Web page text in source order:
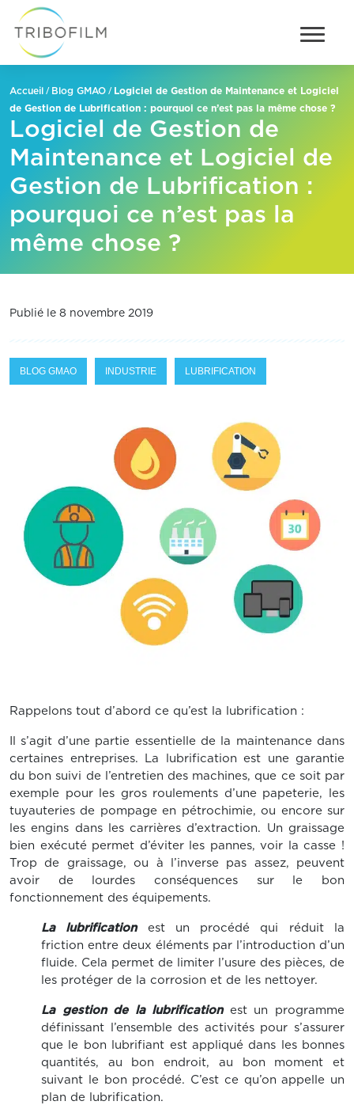
Accueil / Blog GMAO / Logiciel de Gestion de Maintenance et Logiciel
de Gestion de Lubrification : pourquoi ce n’est pas la même chose ?
Logiciel de Gestion de
Maintenance et Logiciel de
Gestion de Lubrification :
pourquoi ce n’est pas la
même chose ?
Publié le 8 novembre 2019
BLOG GMAO INDUSTRIE LUBRIFICATION
Rappelons tout d’abord ce qu’est la lubrification :
Il s’agit d’une partie essentielle de la maintenance dans
certaines entreprises. La lubrification est une garantie
du bon suivi de l’entretien des machines, que ce soit par
exemple pour les gros roulements d’une papeterie, les
tuyauteries de pompage en pétrochimie, ou encore sur
les engins dans les carrières d’extraction. Un graissage
bien exécuté permet d’éviter les pannes, voir la casse !
Trop de graissage, ou à l’inverse pas assez, peuvent
avoir de lourdes conséquences sur le bon
fonctionnement des équipements.
La lubrificationest un procédé qui réduit la
friction entre deux éléments par l’introduction d’un
fluide. Cela permet de limiter l’usure des pièces, de
les protéger de la corrosion et de les nettoyer.
La gestion de la lubrificationest un programme
définissant l’ensemble des activités pour s’assurer
que le bon lubrifiant est appliqué dans les bonnes
quantités, au bon endroit, au bon moment et
suivant le bon procédé. C’est ce qu’on appelle un
plan de lubrification.